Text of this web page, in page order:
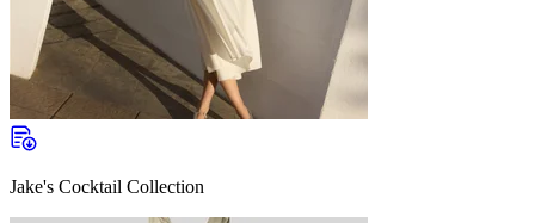
Jake's Cocktail Collection